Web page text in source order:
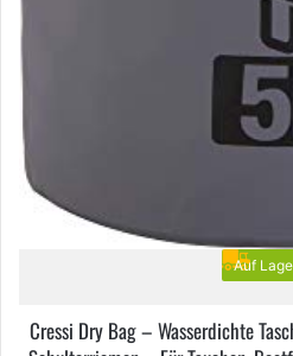
Auf
Cressi Dry Bag – Wasserdichte